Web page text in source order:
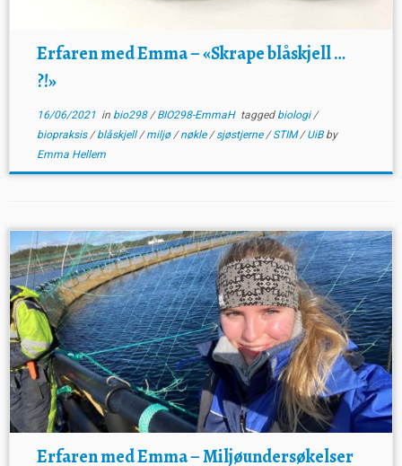
Erfaren med Emma – «Skrape blåskjell …
?!»
16/06/2021in bio298/BIO298-EmmaH tagged biologi/
biopraksis/blåskjell/miljø/nøkle/sjøstjerne/STIM/UiBby
Emma Hellem
Erfaren med Emma – Miljøundersøkelser